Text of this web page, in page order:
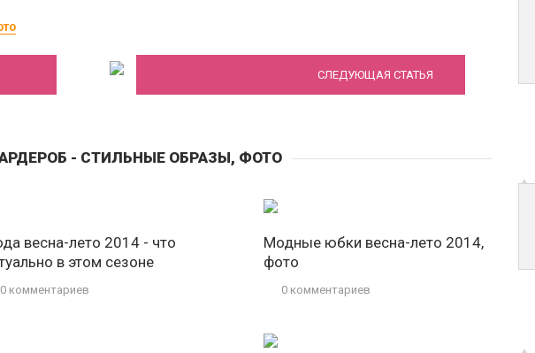
СЛЕДУЮЩАЯ СТАТЬЯ
- СТИЛЬНЫЕ ОБРАЗЫ, ФОТО
весна-лето 2014 - что
в этом сезоне
0 комментариев
Модные юбки весна-лето 2014,
фото
0 комментариев